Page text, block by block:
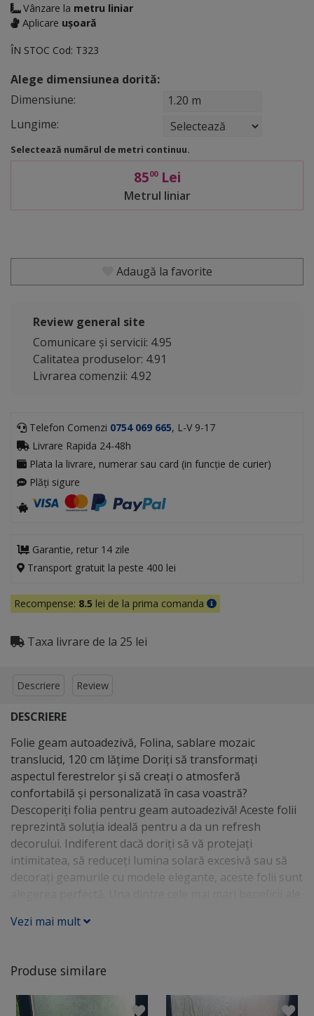
Vânzare la metru liniar
Aplicare ușoară
ÎN STOC Cod: T323
Alege dimensiunea dorită:
Dimensiune:
1.20 m
Lungime:
Selectează numărul de metri continuu.
8500Lei
Metrul liniar
Adaugă la favorite
Review general site
Comunicare și servicii: 4.95
Calitatea produselor: 4.91
Livrarea comenzii: 4.92
Telefon Comenzi 0754 069 665, L-V 9-17
Livrare Rapida 24-48h
Plata la livrare, numerar sau card (in funcție de curier)
Plăți sigure
Garantie, retur 14 zile
Transport gratuit la peste 400 lei
Recompense: 8.5 lei de la prima comanda
Taxa livrare de la 25 lei
Descriere Review
DESCRIERE
Folie geam autoadezivă, Folina, sablare mozaic
translucid, 120 cm lăţime Doriţi să transformați
aspectul ferestrelor și să creați o atmosferă
confortabilă și personalizată în casa voastră?
Descoperiţi folia pentru geam autoadezivă! Aceste folii
reprezintă soluția ideală pentru a da un refresh
decorului. Indiferent dacă doriți să vă protejați
intimitatea, să reduceți lumina solară excesivă sau să
decorați geamurile cu modele elegante, aceste folii sunt
se aplică ușor cu apă pe suprafeţe din sticlă, oglindă,
vă transformați casa ori de câte ori doriți, fără a vă face
griji cu privire la daune permanente. Nu doar că oferă
intimitate, ci și protecție împotriva razelor UV
Vezi mai mult
Produse similare